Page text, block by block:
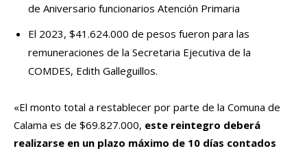
de Aniversario funcionarios Atención Primaria
El 2023, $41.624.000 de pesos fueron para las
remuneraciones de la Secretaria Ejecutiva de la
COMDES, Edith Galleguillos.
«El monto total a restablecer por parte de la Comuna de
Calama es de $69.827.000, este reintegro deberá
realizarse en un plazo máximo de 10 días contados